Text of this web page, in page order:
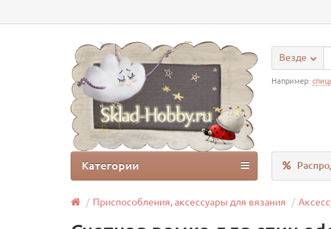
Везде
Например:
Категории
Приспособления, аксессуары для вязания